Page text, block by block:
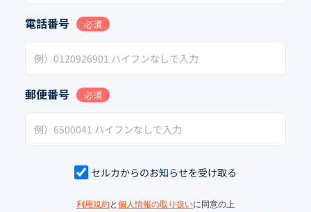
電話番号 必須
郵便番号 必須
セルカからのお知らせを受け取る
利用規約と 個人情報の取り扱いに同意の上